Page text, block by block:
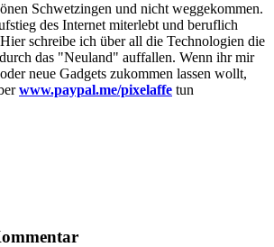
Schwetzingen und nicht weggekommen.
des Internet miterlebt und beruflich
schreibe ich über all die Technologien die
das "Neuland" auffallen. Wenn ihr mir
neue Gadgets zukommen lassen wollt,
www.paypal.me/pixelaffe tun